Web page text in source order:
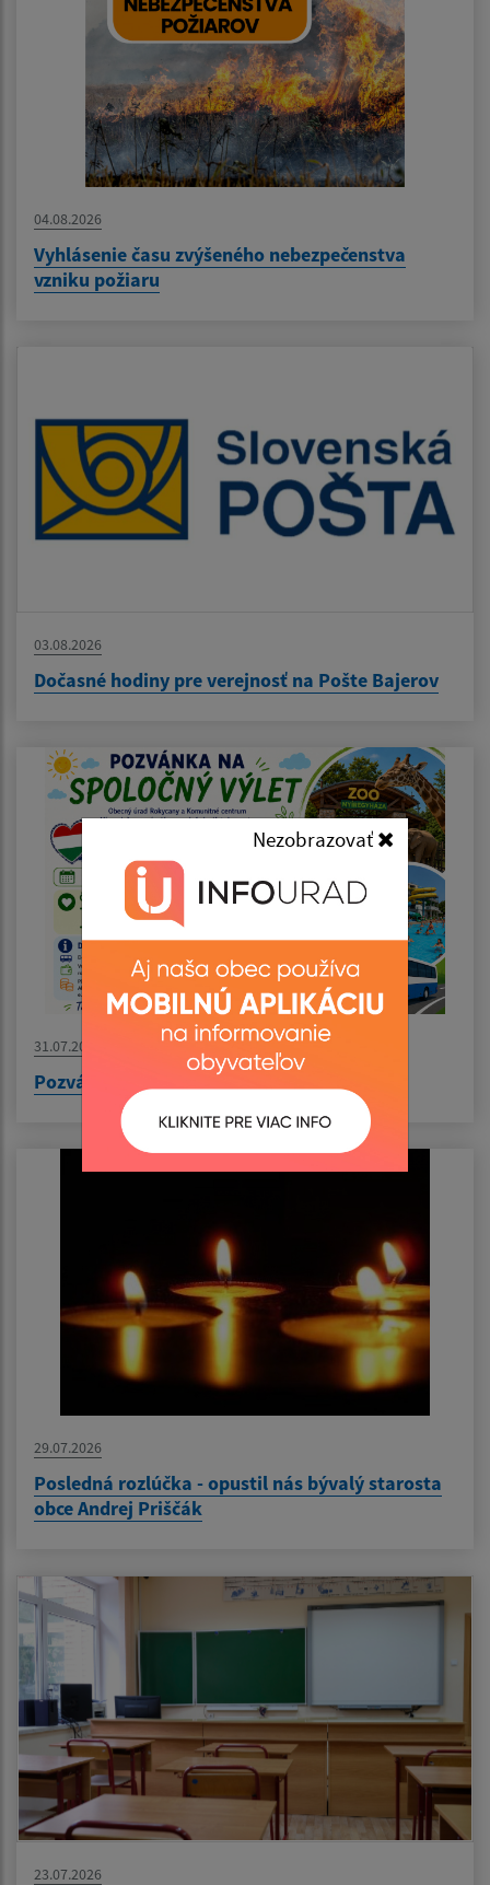
Nezobrazovať
04.08.2026
Vyhlásenie času zvýšeného nebezpečenstva
vzniku požiaru
03.08.2026
Dočasné hodiny pre verejnosť na Pošte Bajerov
31.07.2026
Pozvánka na výlet do Nyíregyházy
29.07.2026
Posledná rozlúčka - opustil nás bývalý starosta
obce Andrej Priščák
23.07.2026